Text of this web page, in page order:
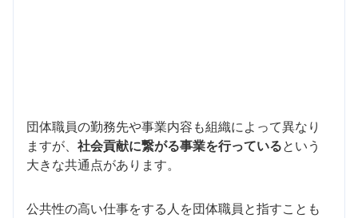
団体職員の勤務先や事業内容も組織によって異なり
ますが、 社会貢献に繋がる事業を行っているという
大きな共通点があります。
公共性の高い仕事をする人を団体職員と指すことも